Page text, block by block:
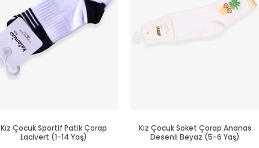
Kız Çocuk Sportif Patik Çorap
Lacivert (1-14 Yaş)
Kız Çocuk Soket Çorap Ananas
Desenli Beyaz (5-6 Yaş)